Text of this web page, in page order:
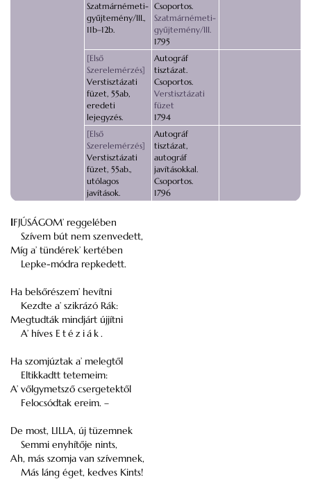
Szatmárnémeti-
gyűjtemény/III.,
11b–12b.
Csoportos.
Szatmárnémeti-
gyűjtemény/III.
1795
[Első
Szerelemérzés]
Verstisztázati
füzet, 55ab,
eredeti
lejegyzés.
Autográf
tisztázat.
Csoportos.
Verstisztázati
füzet
1794
[Első
Szerelemérzés]
Verstisztázati
füzet, 55ab.,
utólagos
javítások.
Autográf
tisztázat,
autográf
javításokkal.
Csoportos.
1796
IFJÚSÁGOM’ reggelében
Szívem bút nem szenvedett,
Míg a’ tündérek’ kertében
Lepke-módra repkedett.
Ha belsőrészem’ hevítni
Kezdte a’ szikrázó Rák:
Megtudták mindjárt újjítni
A’ híves Etéziák.
Ha szomjúztak a’ melegtől
Eltikkadtt tetemeim:
A’ vőlgymetsző csergetektől
Felocsódtak ereim. –
De most, LILLA, új tüzemnek
Semmi enyhítője nints,
Ah, más szomja van szívemnek,
Más láng éget, kedves Kints!